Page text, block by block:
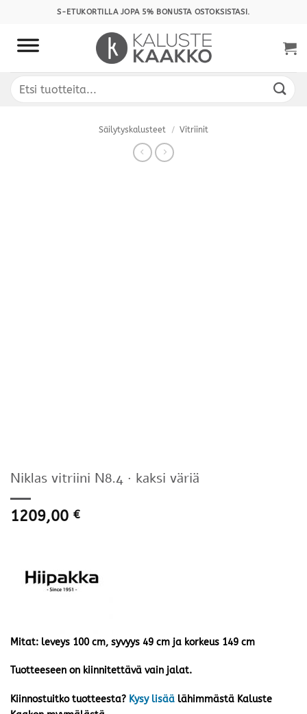
content
S-ETUKORTILLA JOPA 5% BONUSTA OSTOKSISTASI.
Etsi:
Säilytyskalusteet / Vitriinit
Niklas vitriini N8.4 · kaksi väriä
1209,00 €
Mitat: leveys 100 cm, syvyys 49 cm ja korkeus 149 cm
Tuotteeseen on kiinnitettävä vain jalat.
Kiinnostuitko tuotteesta? Kysy lisää lähimmästä Kaluste